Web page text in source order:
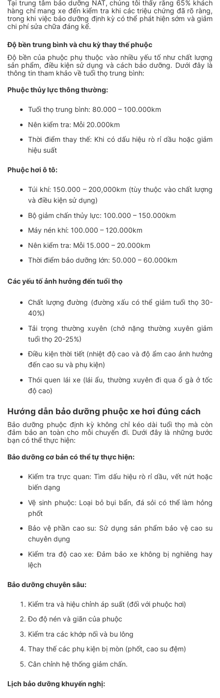
Tại trung tâm bảo dưỡng NAT, chúng tôi thấy rằng 65% khách
hàng chỉ mang xe đến kiểm tra khi các triệu chứng đã rõ ràng,
trong khi việc bảo dưỡng định kỳ có thể phát hiện sớm và giảm
chi phí sửa chữa đáng kể.
Độ bền trung bình và chu kỳ thay thế phuộc
Độ bền của phuộc phụ thuộc vào nhiều yếu tố như chất lượng
sản phẩm, điều kiện sử dụng và cách bảo dưỡng. Dưới đây là
thông tin tham khảo về tuổi thọ trung bình:
Phuộc thủy lực thông thường:
Tuổi thọ trung bình: 80.000 – 100.000km
Nên kiểm tra: Mỗi 20.000km
Thời điểm thay thế: Khi có dấu hiệu rò rỉ dầu hoặc giảm
hiệu suất
Phuộc hơi ô tô:
Túi khí: 150.000 – 200,000km (tùy thuộc vào chất lượng
và điều kiện sử dụng)
Bộ giảm chấn thủy lực: 100.000 – 150.000km
Máy nén khí: 100.000 – 120.000km
Nên kiểm tra: Mỗi 15.000 – 20.000km
Thời điểm bảo dưỡng lớn: 50.000 – 60.000km
Các yếu tố ảnh hưởng đến tuổi thọ
Chất lượng đường (đường xấu có thể giảm tuổi thọ 30-
40%)
Tải trọng thường xuyên (chở nặng thường xuyên giảm
tuổi thọ 20-25%)
Điều kiện thời tiết (nhiệt độ cao và độ ẩm cao ảnh hưởng
đến cao su và phụ kiện)
Thói quen lái xe (lái ẩu, thường xuyên đi qua ổ gà ở tốc
độ cao)
Hướng dẫn bảo dưỡng phuộc xe hơi đúng cách
Bảo dưỡng phuộc định kỳ không chỉ kéo dài tuổi thọ mà còn
đảm bảo an toàn cho mỗi chuyến đi. Dưới đây là những bước
bạn có thể thực hiện:
Bảo dưỡng cơ bản có thể tự thực hiện:
Kiểm tra trực quan: Tìm dấu hiệu rò rỉ dầu, vết nứt hoặc
biến dạng
Vệ sinh phuộc: Loại bỏ bụi bẩn, đá sỏi có thể làm hỏng
phốt
Bảo vệ phần cao su: Sử dụng sản phẩm bảo vệ cao su
chuyên dụng
Kiểm tra độ cao xe: Đảm bảo xe không bị nghiêng hay
lệch
Bảo dưỡng chuyên sâu:
Kiểm tra và hiệu chỉnh áp suất (đối với phuộc hơi)
Đo độ nén và giãn của phuộc
Kiểm tra các khớp nối và bu lông
Thay thế các phụ kiện bị mòn (phốt, cao su đệm)
Cân chỉnh hệ thống giảm chấn.
Lịch bảo dưỡng khuyến nghị: